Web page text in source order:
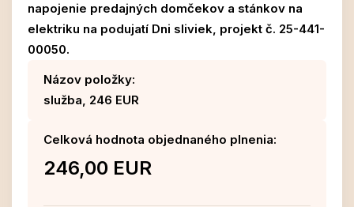
napojenie predajných domčekov a stánkov na
elektriku na podujatí Dni sliviek, projekt č. 25-441-
00050.
Názov položky:
služba, 246 EUR
Celková hodnota objednaného plnenia:
246,00 EUR